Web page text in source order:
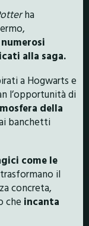
ha
numerosi
alla saga.
a Hogwarts e
l’opportunità di
della
banchetti
come le
il
concreta,
che incanta